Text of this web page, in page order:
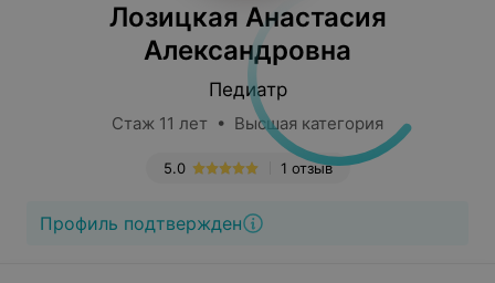
Лозицкая Анастасия
Александровна
Педиатр
Стаж 11 лет • Высшая категория
1 отзыв
5.0
Профиль подтвержден